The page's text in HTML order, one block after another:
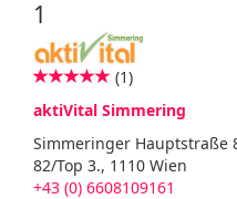
1
(1)
aktiVital Simmering
Simmeringer Hauptstraße
82/Top 3., 1110 Wien
+43 (0) 6608109161